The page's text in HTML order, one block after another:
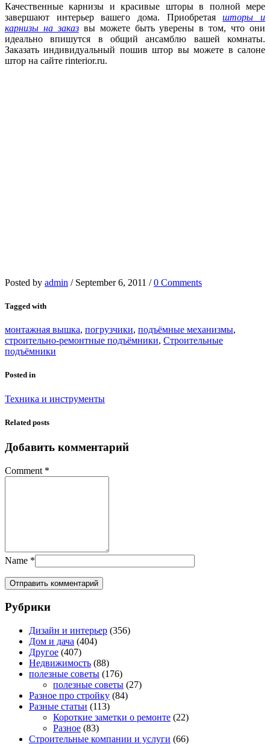
Качественные карнизы и красивые шторы в полной мере
завершают интерьер вашего дома. Приобретаяшторы и
карнизы на заказвы можете быть уверены в том, что они
идеально впишутся в общий ансамблю вашей комнаты.
Заказать индивидуальный пошив штор вы можете в салоне
штор на сайте rinterior.ru.
Posted by admin / September 6, 2011 / 0 Comments
Tagged with
монтажная вышка, погрузчики, подъёмные механизмы,
строительно-ремонтные подъёмники, Строительные
подъёмники
Posted in
Техника и инструменты
Related posts
Добавить комментарий
Comment *
Name *
Рубрики
Дизайн и интерьер (356)
Дом и дача (404)
Другое (407)
Недвижимость (88)
полезные советы (176)
полезные советы (27)
Разное про стройку (84)
Разные статьи (113)
Короткие заметки о ремонте (22)
Разное (83)
Строительные компании и услуги (66)